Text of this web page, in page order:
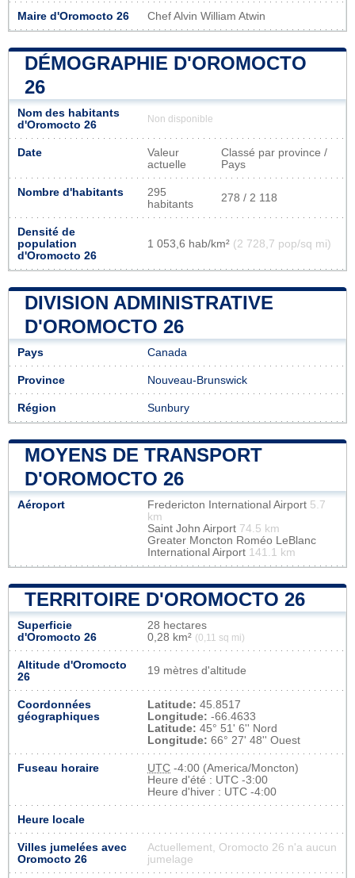
Maire d'Oromocto 26 Chef Alvin William Atwin
DÉMOGRAPHIE D'OROMOCTO
26
Nom des habitants
d'Oromocto 26
Non disponible
Date
Valeur
actuelle
Classé par province /
Pays
Nombre d'habitants
295
habitants
278 / 2 118
Densité de
population
d'Oromocto 26
1 053,6 hab/km² (2 728,7 pop/sq mi)
DIVISION ADMINISTRATIVE
D'OROMOCTO 26
Pays Canada
Province Nouveau-Brunswick
Région Sunbury
MOYENS DE TRANSPORT
D'OROMOCTO 26
Aéroport Fredericton International Airport 5.7
km
Saint John Airport 74.5 km
Greater Moncton Roméo LeBlanc
International Airport 141.1 km
TERRITOIRE D'OROMOCTO 26
Superficie
d'Oromocto 26
28 hectares
0,28 km² (0,11 sq mi)
Altitude d'Oromocto
26
19 mètres d'altitude
Coordonnées
géographiques
Latitude: 45.8517
Longitude: -66.4633
Latitude: 45° 51' 6'' Nord
Longitude: 66° 27' 48'' Ouest
Fuseau horaire UTC -4:00 (America/Moncton)
Heure d'été : UTC -3:00
Heure d'hiver : UTC -4:00
Heure locale
Villes jumelées avec
Oromocto 26
Actuellement, Oromocto 26 n'a aucun
jumelage